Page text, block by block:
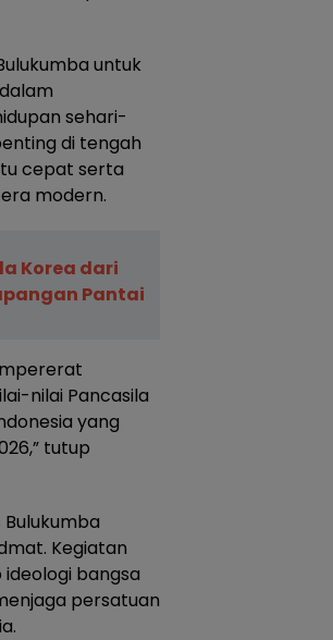
untuk
sehari-
di tengah
cepat serta
modern.
Korea dari
Pantai
nilai Pancasila
yang
tutup
Kegiatan
bangsa
persatuan